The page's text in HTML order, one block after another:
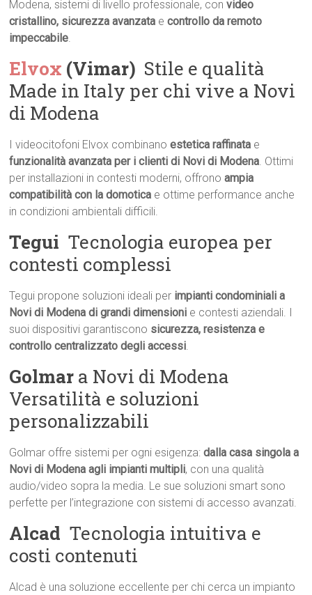
Modena, sistemi di livello professionale, convideo
cristallino, sicurezza avanzata econtrollo da remoto
impeccabile.
Elvox (Vimar)  Stile e qualità
Made in Italy per chi vive a Novi
di Modena
I videocitofoni Elvox combinanoestetica raffinata e
funzionalità avanzata per i clienti di Novi di Modena. Ottimi
per installazioni in contesti moderni, offronoampia
compatibilità con la domotica e ottime performance anche
in condizioni ambientali difficili.
Tegui  Tecnologia europea per
contesti complessi
Tegui propone soluzioni ideali per impianti condominiali a
Novi di Modena di grandi dimensioni e contesti aziendali. I
suoi dispositivi garantiscono sicurezza, resistenza e
controllo centralizzato degli accessi.
Golmar a Novi di Modena 
Versatilità e soluzioni
personalizzabili
Golmar offre sistemi per ogni esigenza:dalla casa singola a
Novi di Modena agli impianti multipli, con una qualità
audio/video sopra la media. Le sue soluzioni smart sono
perfette per l’integrazione con sistemi di accesso avanzati.
Alcad  Tecnologia intuitiva e
costi contenuti
Alcad è una soluzione eccellente per chi cerca un impianto